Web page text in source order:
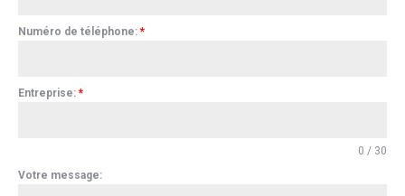
Numéro de téléphone: *
Entreprise: *
0 / 30
Votre message: